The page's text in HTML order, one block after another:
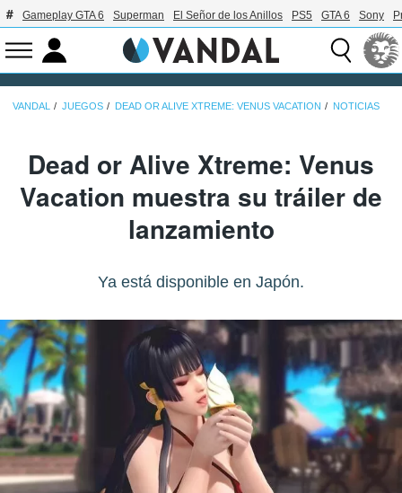
Gameplay GTA 6 Superman El Señor de los Anillos PS5 GTA 6 Sony
VANDAL JUEGOS DEAD OR ALIVE XTREME: VENUS VACATION NOTICIAS
Dead or Alive Xtreme: Venus
Vacation muestra su tráiler de
lanzamiento
Ya está disponible en Japón.